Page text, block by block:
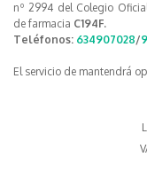
nº 2994 del Colegio
de farmacia C194F.
Teléfonos: 634907028/
El servicio de mantendrá